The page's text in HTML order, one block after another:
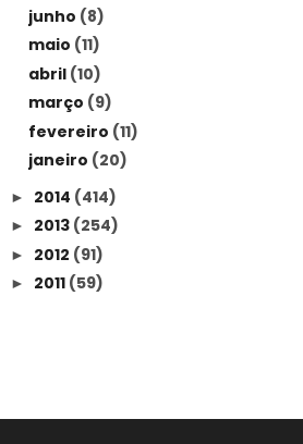
junho (8)
maio (11)
abril (10)
março (9)
fevereiro (11)
janeiro (20)
► 2014 (414)
► 2013 (254)
► 2012 (91)
► 2011 (59)